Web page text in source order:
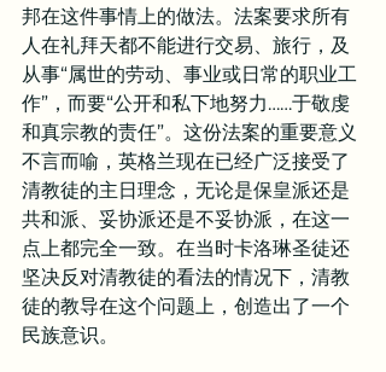
邦在这件事情上的做法。法案要求所有
人在礼拜天都不能进行交易、旅行，及
从事“属世的劳动、事业或日常的职业工
作”，而要“公开和私下地努力……于敬虔
和真宗教的责任”。这份法案的重要意义
不言而喻，英格兰现在已经广泛接受了
清教徒的主日理念，无论是保皇派还是
共和派、妥协派还是不妥协派，在这一
点上都完全一致。在当时卡洛琳圣徒还
坚决反对清教徒的看法的情况下，清教
徒的教导在这个问题上，创造出了一个
民族意识。